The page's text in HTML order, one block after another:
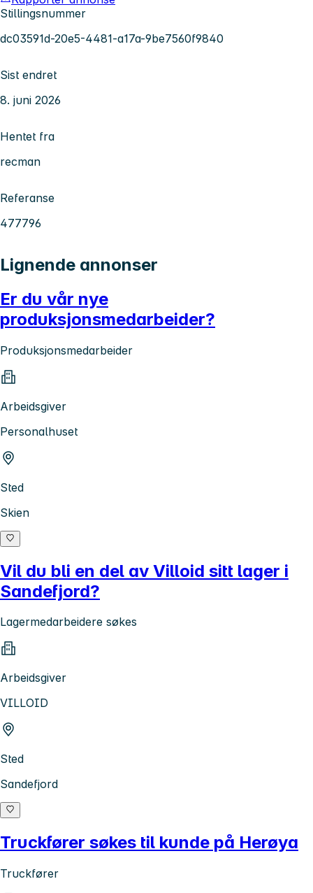
Stillingsnummer
dc03591d-20e5-4481-a17a-9be7560f9840
Sist endret
8. juni 2026
Hentet fra
recman
Referanse
477796
Lignende annonser
Er du vår nye
produksjonsmedarbeider?
Produksjonsmedarbeider
Arbeidsgiver
Personalhuset
Sted
Skien
Vil du bli en del av Villoid sitt lager i
Sandefjord?
Lagermedarbeidere søkes
Arbeidsgiver
VILLOID
Sted
Sandefjord
Truckfører søkes til kunde på Herøya
Truckfører